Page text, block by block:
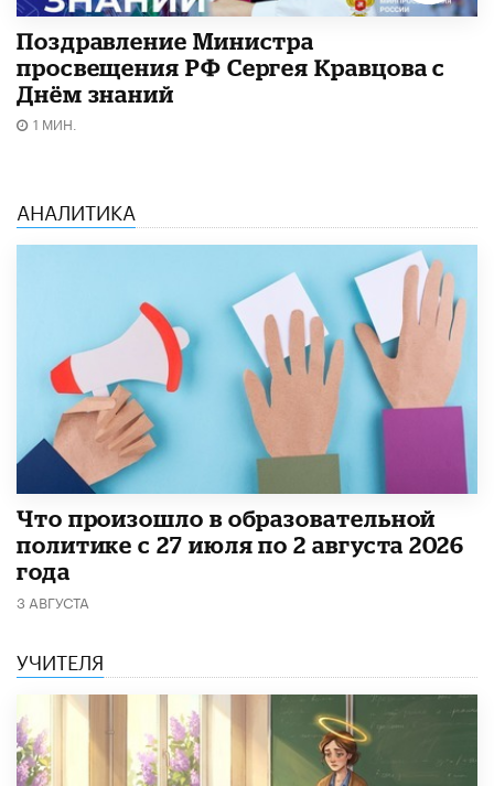
Поздравление Министра
просвещения РФ Сергея Кравцова с
Днём знаний
1 МИН.
АНАЛИТИКА
​Что произошло в образовательной
политике с 27 июля по 2 августа 2026
года
3 АВГУСТА
УЧИТЕЛЯ